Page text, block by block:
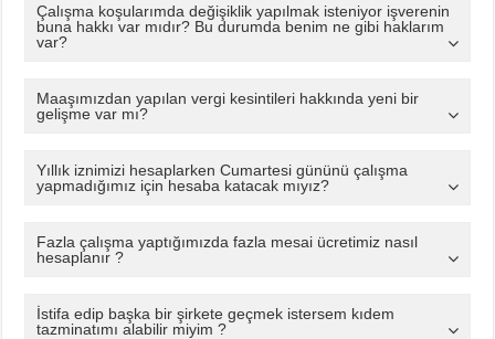
Çalışma koşularımda değişiklik yapılmak isteniyor işverenin
buna hakkı var mıdır? Bu durumda benim ne gibi haklarım
var?
Maaşımızdan yapılan vergi kesintileri hakkında yeni bir
gelişme var mı?
Yıllık iznimizi hesaplarken Cumartesi gününü çalışma
yapmadığımız için hesaba katacak mıyız?
Fazla çalışma yaptığımızda fazla mesai ücretimiz nasıl
hesaplanır ?
İstifa edip başka bir şirkete geçmek istersem kıdem
tazminatımı alabilir miyim ?